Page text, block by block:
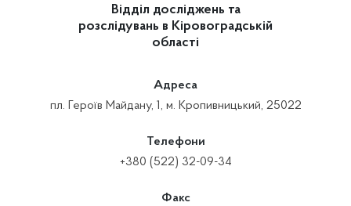
Відділ досліджень та
розслідувань в Кіровоградській
області
Адреса
пл. Героїв Майдану, 1, м. Кропивницький, 25022
Телефони
+380 (522) 32-09-34
Факс